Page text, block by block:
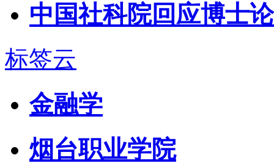
中国社科院回应博士
标签云
金融学
烟台职业学院